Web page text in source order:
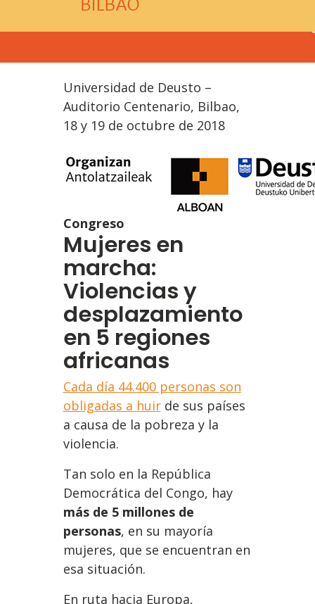
Universidad de Deusto –
Auditorio Centenario, Bilbao,
18 y 19 de octubre de 2018
Congreso
Mujeres en
marcha:
Violencias y
desplazamiento
en 5 regiones
africanas
Cada día 44.400 personas son
obligadas a huirde sus países
a causa de la pobreza y la
violencia.
Tan solo en la República
Democrática del Congo, hay
más de 5 millones de
personas, en su mayoría
mujeres, que se encuentran en
esa situación.
En ruta hacia Europa,